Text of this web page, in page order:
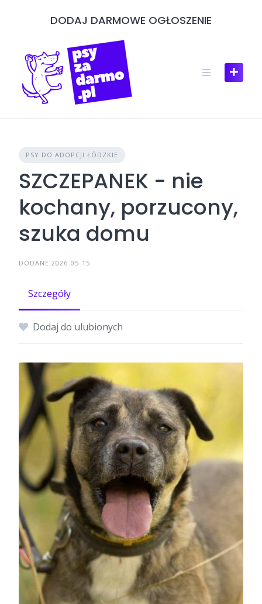
DODAJ DARMOWE OGŁOSZENIE
PSY DO ADOPCJI ŁÓDZKIE
SZCZEPANEK - nie
kochany, porzucony,
szuka domu
DODANE 2026-05-15
Szczegóły
Dodaj do ulubionych